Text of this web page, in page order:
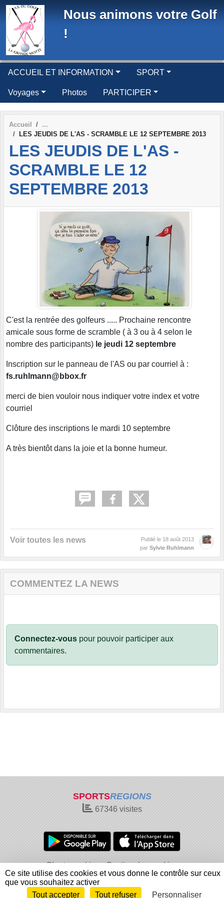
Nous animons votre Golf
!
ACCUEIL ET INFORMATION SPORT
Voyages Photos PARTICIPER
Accueil
LES JEUDIS DE L'AS - SCRAMBLE LE 12 SEPTEMBRE 2013
LES JEUDIS DE L'AS -
SCRAMBLE LE 12
SEPTEMBRE 2013
C'est la rentrée des golfeurs ..... Prochaine rencontre
amicale sous forme de scramble ( à 3 ou à 4 selon le
nombre des participants) le jeudi 12 septembre
Inscription sur le panneau de l'AS ou par courriel à :
fs.ruhlmann@bbox.fr
merci de bien vouloir nous indiquer votre index et votre
courriel
Clôture des inscriptions le mardi 10 septembre
A très bientôt dans la joie et la bonne humeur.
Voir toutes les news Publié le 18 août 2013
par Sylvie Ruhlmann
COMMENTEZ LA NEWS
Connectez-vous pour pouvoir participer aux
commentaires.
SPORTSREGIONS
67346visites
Charte cookies
Gestion des cookies
Informations légales
Signaler un contenu inapproprié
Envie de participer ? Connexion
Panneau de gestion des cookies
Ce site utilise des cookies et vous donne le contrôle sur ceux
que vous souhaitez activer
Tout accepter
Tout refuser Personnaliser